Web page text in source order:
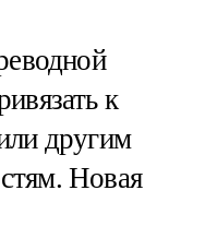
к
другим
Новая